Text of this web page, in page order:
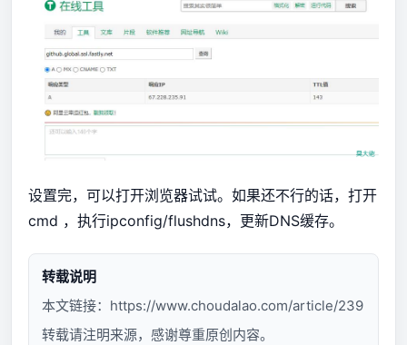
设置完，可以打开浏览器试试。如果还不行的话，打开
cmd ，执行ipconfig/flushdns，更新DNS缓存。
转载说明
本文链接： https://www.choudalao.com/article/239
转载请注明来源，感谢尊重原创内容。